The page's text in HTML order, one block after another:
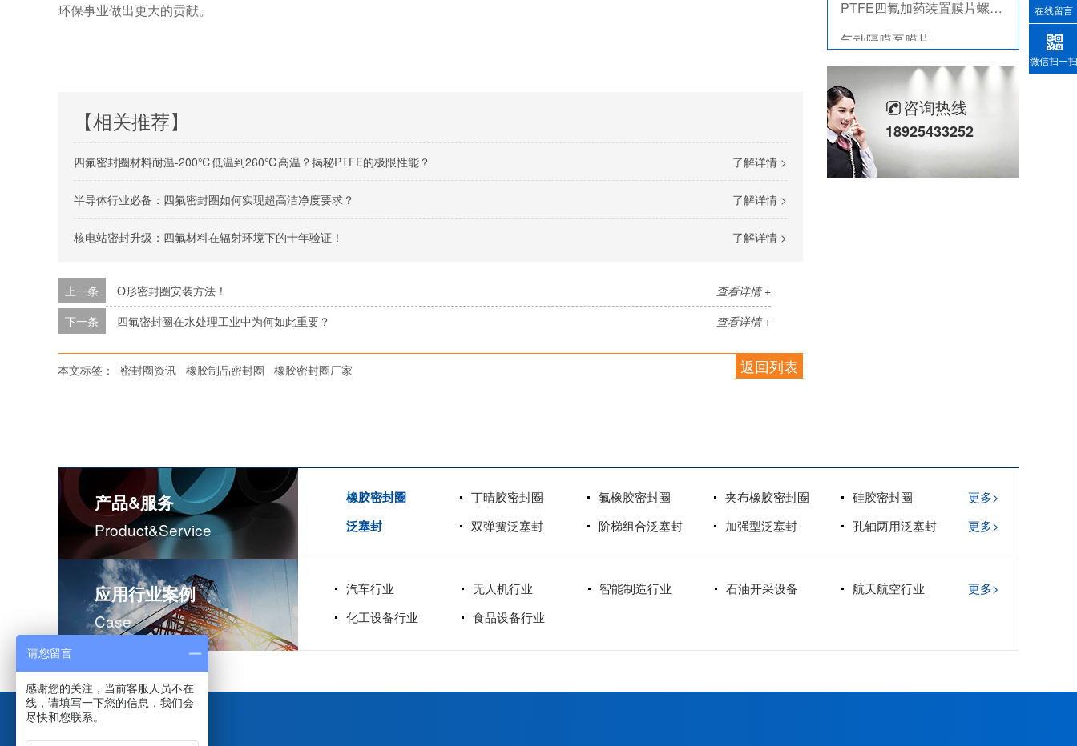
环保事业做出更大的贡献。
【相关推荐】
了解详情 >
四氟密封圈材料耐温-200℃低温到260℃高温？揭秘PTFE的极限性能？
了解详情 >
半导体行业必备：四氟密封圈如何实现超高洁净度要求？
了解详情 >
核电站密封升级：四氟材料在辐射环境下的十年验证！
查看详情 +
上一条
O形密封圈安装方法！
查看详情 +
下一条 四氟密封圈在水处理工业中为何如此重要？
返回列表
本文标签： 密封圈资讯 橡胶制品密封圈 橡胶密封圈厂家
米顿罗计量泵配件膜片
剖分式骨架油封-减速机冶金泛塞封
咨询热线
18925433252
产品&服务
Product&service
橡胶密封圈 丁晴胶密封圈 氟橡胶密封圈 夹布橡胶密封圈 硅胶密封圈 更多>
泛塞封 双弹簧泛塞封 阶梯组合泛塞封 加强型泛塞封 孔轴两用泛塞封 更多>
应用行业案例
Case
汽车行业 无人机行业 智能制造行业 石油开采设备
航天航空行业
化工设备行业
食品设备行业
更多>
在线留言
微信扫一扫
请您留言
感谢您的关注，当前客服人员不在
线，请填写一下您的信息，我们会
尽快和您联系。